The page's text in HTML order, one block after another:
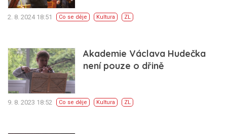
2. 8. 2024 18:51 Co se děje Kultura ZL
Akademie Václava Hudečka
není pouze o dřině
9. 8. 2023 18:52 Co se děje Kultura ZL